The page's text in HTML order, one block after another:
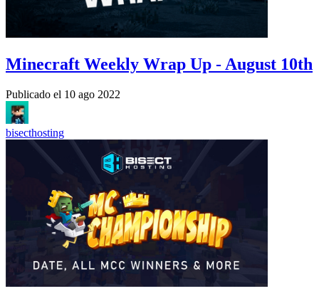
Minecraft Weekly Wrap Up - August 10th
Publicado el 10 ago 2022
bisecthosting